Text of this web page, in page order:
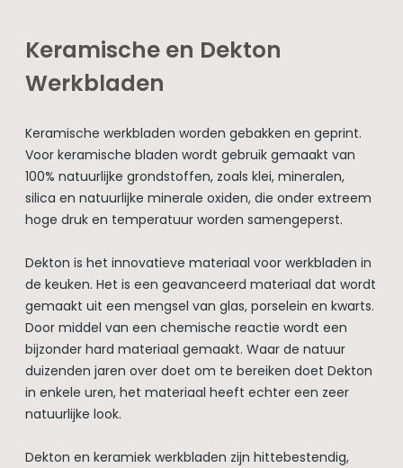
Keramische en Dekton
Werkbladen
Keramische werkbladen worden gebakken en geprint.
Voor keramische bladen wordt gebruik gemaakt van
100% natuurlijke grondstoffen, zoals klei, mineralen,
silica en natuurlijke minerale oxiden, die onder extreem
hoge druk en temperatuur worden samengeperst.
Dekton is het innovatieve materiaal voor werkbladen in
de keuken. Het is een geavanceerd materiaal dat wordt
gemaakt uit een mengsel van glas, porselein en kwarts.
Door middel van een chemische reactie wordt een
bijzonder hard materiaal gemaakt. Waar de natuur
duizenden jaren over doet om te bereiken doet Dekton
in enkele uren, het materiaal heeft echter een zeer
natuurlijke look.
Dekton en keramiek werkbladen zijn hittebestendig,